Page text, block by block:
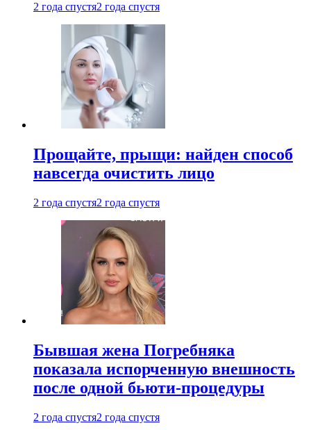
2 года спустя2 года спустя
Прощайте, прыщи: найден способ
навсегда очистить лицо
2 года спустя2 года спустя
Бывшая жена Погребняка
показала испорченную внешность
после одной бьюти-процедуры
2 года спустя2 года спустя